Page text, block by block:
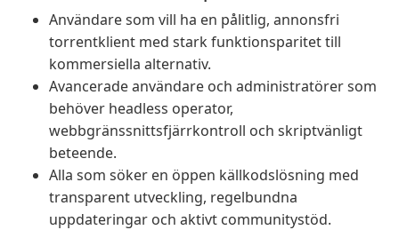
Användare som vill ha en pålitlig, annonsfri
torrentklient med stark funktionsparitet till
kommersiella alternativ.
Avancerade användare och administratörer som
behöver headless operator,
webbgränssnittsfjärrkontroll och skriptvänligt
beteende.
Alla som söker en öppen källkodslösning med
transparent utveckling, regelbundna
uppdateringar och aktivt communitystöd.